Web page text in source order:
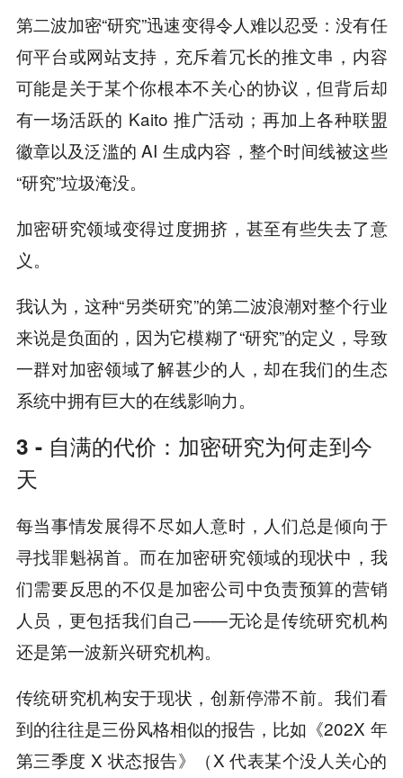
第二波加密“研究”迅速变得令人难以忍受：没有任
何平台或网站支持，充斥着冗长的推文串，内容
可能是关于某个你根本不关心的协议，但背后却
有一场活跃的 Kaito 推广活动；再加上各种联盟
徽章以及泛滥的 AI 生成内容，整个时间线被这些
“研究”垃圾淹没。
加密研究领域变得过度拥挤，甚至有些失去了意
义。
我认为，这种“另类研究”的第二波浪潮对整个行业
来说是负面的，因为它模糊了“研究”的定义，导致
一群对加密领域了解甚少的人，却在我们的生态
系统中拥有巨大的在线影响力。
3 - 自满的代价：加密研究为何走到今
天
每当事情发展得不尽如人意时，人们总是倾向于
寻找罪魁祸首。而在加密研究领域的现状中，我
们需要反思的不仅是加密公司中负责预算的营销
人员，更包括我们自己——无论是传统研究机构
还是第一波新兴研究机构。
传统研究机构安于现状，创新停滞不前。我们看
到的往往是三份风格相似的报告，比如《202X 年
第三季度 X 状态报告》（X 代表某个没人关心的